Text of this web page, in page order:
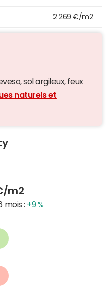
2 269 €/m2
sol argileux, feux
naturels et
m2
mois : +9 %